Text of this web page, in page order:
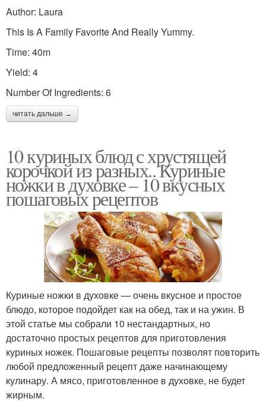
Author: Laura
This Is A Family Favorite And Really Yummy.
Time: 40m
Yield: 4
Number Of Ingredients: 6
читать дальше →
10 куриных блюд с хрустящей
корочкой из разных.. Куриные
ножки в духовке – 10 вкусных
пошаговых рецептов
Куриные ножки в духовке — очень вкусное и простое
блюдо, которое подойдет как на обед, так и на ужин. В
этой статье мы собрали 10 нестандартных, но
достаточно простых рецептов для приготовления
куриных ножек. Пошаговые рецепты позволят повторить
любой предложенный рецепт даже начинающему
кулинару. А мясо, приготовленное в духовке, не будет
жирным.